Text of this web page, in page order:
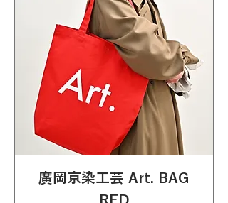
廣岡京染工芸 Art. BAG
RED